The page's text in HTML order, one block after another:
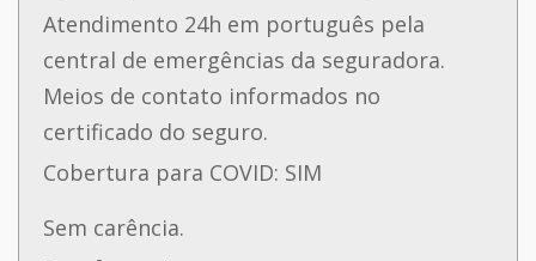
Atendimento 24h em português pela
central de emergências da seguradora.
Meios de contato informados no
certificado do seguro.
Cobertura para COVID: SIM
Sem carência.